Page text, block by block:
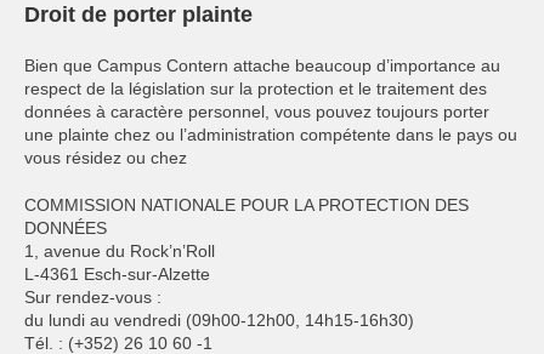
Droit de porter plainte
Bien que Campus Contern attache beaucoup d’importance au
respect de la législation sur la protection et le traitement des
données à caractère personnel, vous pouvez toujours porter
une plainte chez ou l’administration compétente dans le pays ou
vous résidez ou chez
COMMISSION NATIONALE POUR LA PROTECTION DES
DONNÉES
1, avenue du Rock’n’Roll
L-4361 Esch-sur-Alzette
Sur rendez-vous :
du lundi au vendredi (09h00-12h00, 14h15-16h30)
Tél. : (+352) 26 10 60 -1